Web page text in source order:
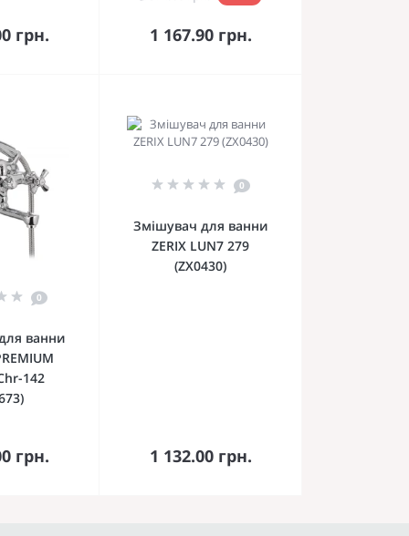
грн. 1 167.90 грн.
До кошика
0
ванни
142
грн.
0
Змішувач для ванни
ZERIX LUN7 279
(ZX0430)
1 132.00 грн.
До кошика